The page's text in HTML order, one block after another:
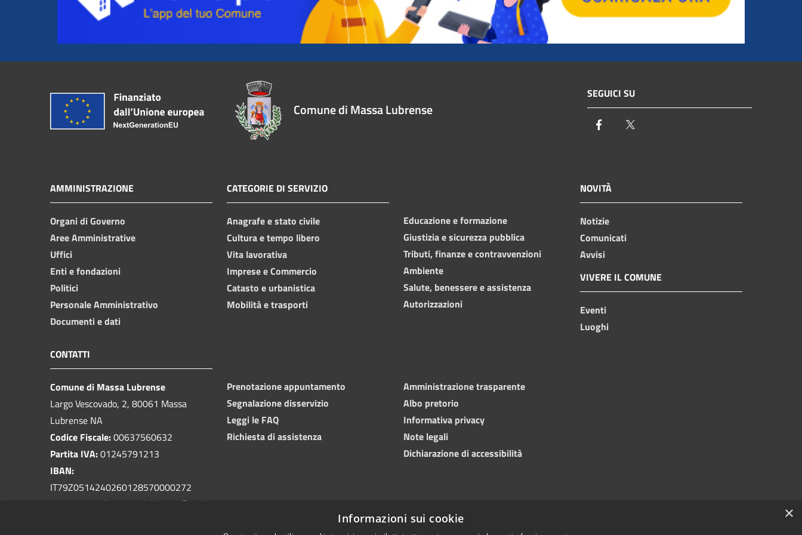
Comune di Massa Lubrense
SEGUICI SU
Facebook
AMMINISTRAZIONE
Organi di Governo
Aree Amministrative
Uffici
Enti e fondazioni
Politici
Personale Amministrativo
Documenti e dati
CATEGORIE DI SERVIZIO
Anagrafe e stato civile
Cultura e tempo libero
Vita lavorativa
Imprese e Commercio
Catasto e urbanistica
Mobilità e trasporti
Educazione e formazione
Giustizia e sicurezza pubblica
Tributi, finanze e contravvenzioni
Ambiente
Salute, benessere e assistenza
Autorizzazioni
NOVITÀ
Notizie
Comunicati
Avvisi
VIVERE IL COMUNE
Eventi
Luoghi
CONTATTI
Comune di Massa Lubrense
Largo Vescovado, 2, 80061 Massa
Lubrense NA
Codice Fiscale:00637560632
Partita IVA:01245791213
IBAN:
IT79Z0514240260128570000272
protocollo.massalubrense@pec.it
Prenotazione appuntamento
Segnalazione disservizio
Leggi le FAQ
Richiesta di assistenza
Amministrazione trasparente
Albo pretorio
Informativa privacy
Note legali
Dichiarazione di accessibilità
×
Informazioni sui cookie